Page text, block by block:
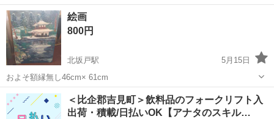
すと音や音楽が鳴ります トーマスは電池を入れると動くものですが電
池がなくなり動作確認できていません 多少の汚れや使用感あります 中
古品ご理解ある方よろしくお...
埼玉 比企郡 おもちゃ
絵画
800円
北坂戸駅
5月15日
およそ額縁無し46cm× 61cm
埼玉 比企郡 北坂戸駅 パズル 額縁
＜比企郡吉見町＞飲料品のフォークリフト入
出荷・積載/日払いOK【アナタのスキル…